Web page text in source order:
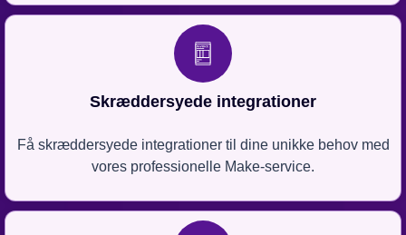
Skræddersyede integrationer
Få skræddersyede integrationer til dine unikke behov med
vores professionelle Make-service.